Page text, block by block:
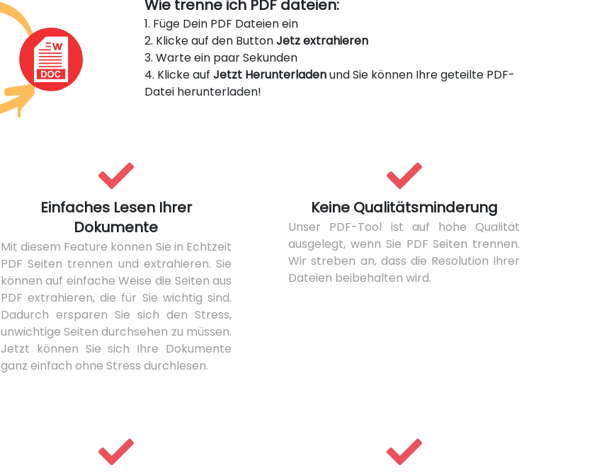
Wie trenne ich PDF dateien:
1. Füge Dein PDF Dateien ein
2. Klicke auf den ButtonJetz extrahieren
3. Warte ein paar Sekunden
4. Klicke auf Jetzt Herunterladenund Sie können Ihre geteilte PDF-
Datei herunterladen!
Einfaches Lesen Ihrer
Dokumente
Mit diesem Feature können Sie in Echtzeit
PDF Seiten trennen und extrahieren. Sie
können auf einfache Weise die Seiten aus
PDF extrahieren, die für Sie wichtig sind.
Dadurch ersparen Sie sich den Stress,
unwichtige Seiten durchsehen zu müssen.
Jetzt können Sie sich Ihre Dokumente
ganz einfach ohne Stress durchlesen.
Keine Qualitätsminderung
Unser PDF-Tool ist auf hohe Qualität
ausgelegt, wenn Sie PDF Seiten trennen.
Wir streben an, dass die Resolution Ihrer
Dateien beibehalten wird.